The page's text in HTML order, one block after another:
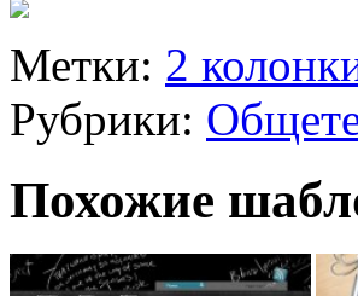
Метки: 2
Рубрики:
Похожие